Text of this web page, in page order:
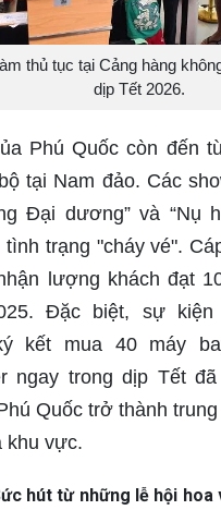
thủ tục tại Cảng hàng
dịp Tết 2026.
Phú Quốc còn đến
tại Nam đảo. Các
Đại dương” và “Nụ
tình trạng "cháy vé".
lượng khách đạt
Đặc biệt, sự kiện
kết mua 40 máy
ngay trong dịp Tết
Quốc trở thành
khu vực.
hút từ những lễ hội hoa